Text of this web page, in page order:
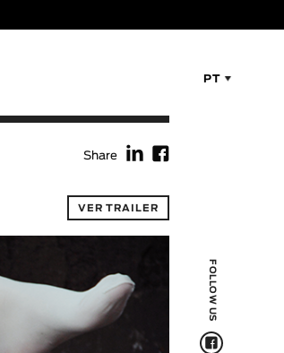
PT
FOLLOW US
F
Share f F
VER TRAILER